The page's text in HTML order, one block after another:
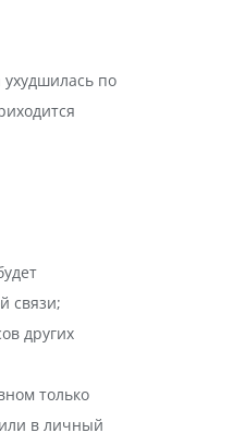
по
связи;
других
только
в личный